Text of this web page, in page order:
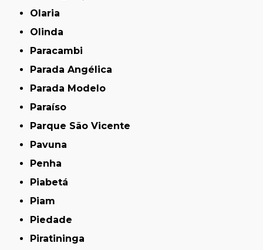
Olaria
Olinda
Paracambi
Parada Angélica
Parada Modelo
Paraíso
Parque São Vicente
Pavuna
Penha
Piabetá
Piam
Piedade
Piratininga